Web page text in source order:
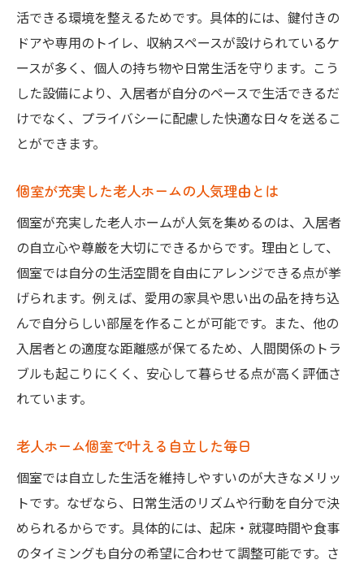
活できる環境を整えるためです。具体的には、鍵付きの
ドアや専用のトイレ、収納スペースが設けられているケ
ースが多く、個人の持ち物や日常生活を守ります。こう
した設備により、入居者が自分のペースで生活できるだ
けでなく、プライバシーに配慮した快適な日々を送るこ
とができます。
個室が充実した老人ホームの人気理由とは
個室が充実した老人ホームが人気を集めるのは、入居者
の自立心や尊厳を大切にできるからです。理由として、
個室では自分の生活空間を自由にアレンジできる点が挙
げられます。例えば、愛用の家具や思い出の品を持ち込
んで自分らしい部屋を作ることが可能です。また、他の
入居者との適度な距離感が保てるため、人間関係のトラ
ブルも起こりにくく、安心して暮らせる点が高く評価さ
れています。
老人ホーム個室で叶える自立した毎日
個室では自立した生活を維持しやすいのが大きなメリッ
トです。なぜなら、日常生活のリズムや行動を自分で決
められるからです。具体的には、起床・就寝時間や食事
のタイミングも自分の希望に合わせて調整可能です。さ